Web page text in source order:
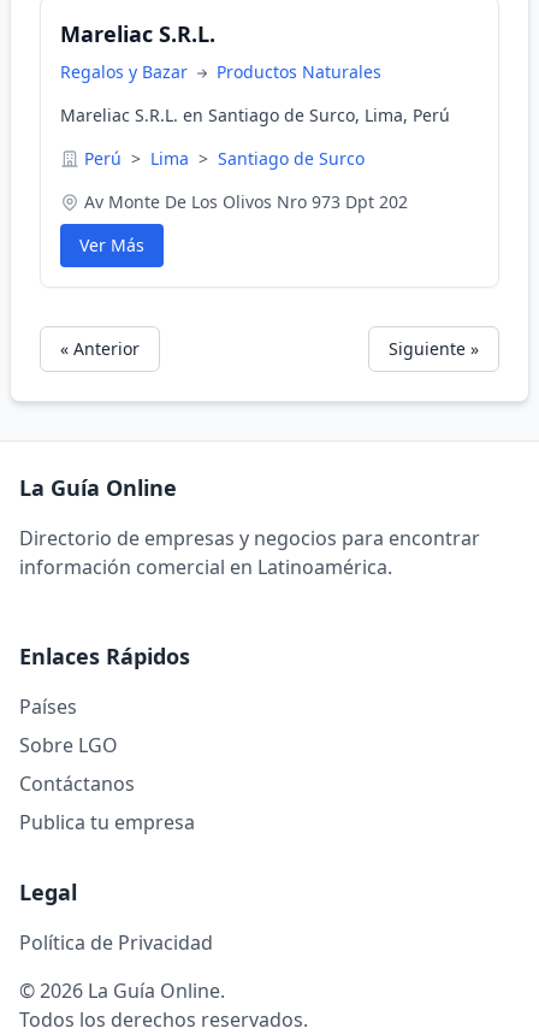
Mareliac S.R.L.
Regalos y Bazar
Productos Naturales
Mareliac S.R.L. en Santiago de Surco, Lima, Perú
Perú > Lima > Santiago de Surco
Av Monte De Los Olivos Nro 973 Dpt 202
Ver Más
« Anterior Siguiente »
La Guía Online
Directorio de empresas y negocios para encontrar
información comercial en Latinoamérica.
Enlaces Rápidos
Países
Sobre LGO
Contáctanos
Publica tu empresa
Legal
Política de Privacidad
© 2026 La Guía Online.
Todos los derechos reservados.